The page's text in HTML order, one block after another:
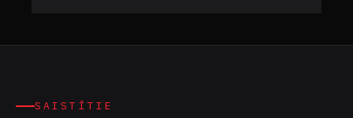
SAISTĪTIE